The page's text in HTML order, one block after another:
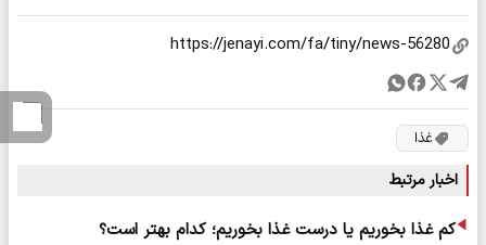
غذا
اخبار مرتبط
کم غذا بخوریم یا درست غذا بخوریم؛ کدام بهتر است؟